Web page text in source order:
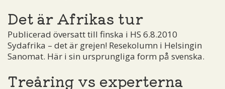
Det är Afrikas tur
Publicerad översatt till finska i HS 6.8.2010
Sydafrika – det är grejen! Resekolumn i Helsingin
Sanomat. Här i sin ursprungliga form på svenska.
Treåring vs experterna